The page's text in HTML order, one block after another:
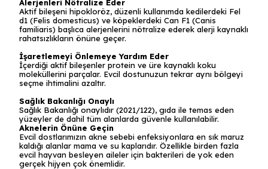
Alerjenleri Nötralize Eder
Aktif bileşeni hipokloröz, düzenli kullanımda kedilerdeki Fel
d1 (Felis domesticus) ve köpeklerdeki Can F1 (Canis
familiaris) başlıca alerjenlerini nötralize ederek alerji kaynaklı
rahatsızlıkların önüne geçer.
İşaretlemeyi Önlemeye Yardım Eder
İçerdiği aktif bileşenler protein ve üre kaynaklı koku
moleküllerini parçalar. Evcil dostunuzun tekrar aynı bölgeyi
seçme ihtimalini azaltır.
Sağlık Bakanlığı Onaylı
Sağlık Bakanlığı onaylıdır (2021/122), gıda ile temas eden
yüzeyler de dahil tüm alanlarda güvenle kullanılabilir.
Aknelerin Önüne Geçin
Evcil dostlarımızın akne sebebi enfeksiyonlara en sık maruz
kaldığı alanlar mama ve su kaplarıdır. Özellikle birden fazla
evcil hayvan besleyen aileler için bakterileri de yok eden
gerçek hijyen çok önemlidir.